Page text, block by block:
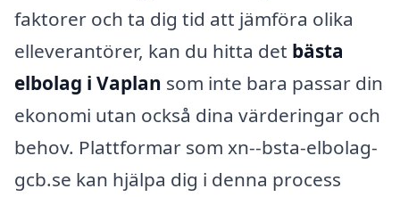
faktorer och ta dig tid att jämföra olika
elleverantörer, kan du hitta det bästa
elbolag i Vaplan som inte bara passar din
ekonomi utan också dina värderingar och
behov. Plattformar som xn--bsta-elbolag-
gcb.se kan hjälpa dig i denna process